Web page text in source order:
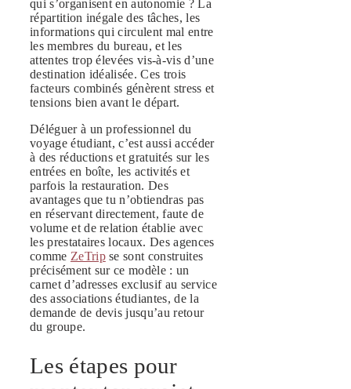
qui s’organisent en autonomie ? La
répartition inégale des tâches, les
informations qui circulent mal entre
les membres du bureau, et les
attentes trop élevées vis-à-vis d’une
destination idéalisée. Ces trois
facteurs combinés génèrent stress et
tensions bien avant le départ.
Déléguer à un professionnel du
voyage étudiant, c’est aussi accéder
à des réductions et gratuités sur les
entrées en boîte, les activités et
parfois la restauration. Des
avantages que tu n’obtiendras pas
en réservant directement, faute de
volume et de relation établie avec
les prestataires locaux. Des agences
comme ZeTripse sont construites
précisément sur ce modèle : un
carnet d’adresses exclusif au service
des associations étudiantes, de la
demande de devis jusqu’au retour
du groupe.
Les étapes pour